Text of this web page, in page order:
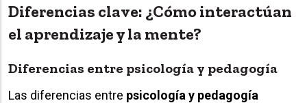
Diferencias clave: ¿Cómo interactúan
el aprendizaje y la mente?
Diferencias entre psicología y pedagogía
Las diferencias entre psicología y pedagogía